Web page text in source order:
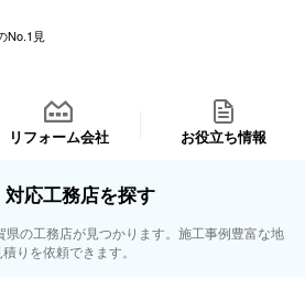
No.1見
リフォーム会社 お役立ち情報
応工務店を探す
県の工務店が見つかります。施工事例豊富な地
りを依頼できます。